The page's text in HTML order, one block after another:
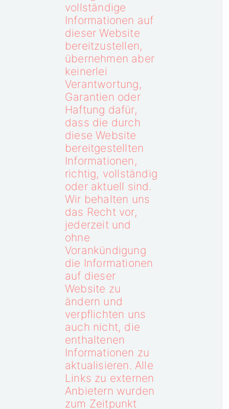
vollständige
Informationen auf
dieser Website
bereitzustellen,
übernehmen aber
keinerlei
Verantwortung,
Garantien oder
Haftung dafür,
dass die durch
diese Website
bereitgestellten
Informationen,
richtig, vollständig
oder aktuell sind.
Wir behalten uns
das Recht vor,
jederzeit und
ohne
Vorankündigung
die Informationen
auf dieser
Website zu
ändern und
verpflichten uns
auch nicht, die
enthaltenen
Informationen zu
aktualisieren. Alle
Links zu externen
Anbietern wurden
zum Zeitpunkt